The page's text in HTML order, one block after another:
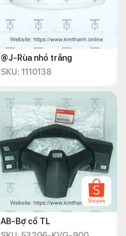
@J-Rùa nhỏ trắng
SKU: 1110138
AB-Bợ cổ TL